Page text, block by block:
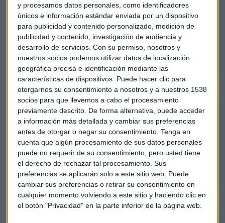
y procesamos datos personales, como identificadores
únicos e información estándar enviada por un dispositivo
para publicidad y contenido personalizado, medición de
publicidad y contenido, investigación de audiencia y
desarrollo de servicios. Con su permiso, nosotros y
nuestros socios podemos utilizar datos de localización
geográfica precisa e identificación mediante las
características de dispositivos. Puede hacer clic para
otorgarnos su consentimiento a nosotros y a nuestros 1538
socios para que llevemos a cabo el procesamiento
previamente descrito. De forma alternativa, puede acceder
a información más detallada y cambiar sus preferencias
antes de otorgar o negar su consentimiento. Tenga en
cuenta que algún procesamiento de sus datos personales
puede no requerir de su consentimiento, pero usted tiene
el derecho de rechazar tal procesamiento. Sus
preferencias se aplicarán solo a este sitio web. Puede
cambiar sus preferencias o retirar su consentimiento en
cualquier momento volviendo a este sitio y haciendo clic en
el botón "Privacidad" en la parte inferior de la página web.
Nos acompañarán Merlin Properties, Neinor Homes, Lar
España, Quabit Inmobiliaria, Renta Corporación, Millenium
Servicios Inmobiliarios e Inmobiliaria del Sur.
Reserve su plaza y asista gratuitamente a este especial
llamando al 912 83 33 33 o en el mail
eventos@capitalradio.es
Especial Inversión Inmobiliaria en Capital Radio. El 20 de
noviembre de 10 a 12 horas desde Roca Gallery (José
Abascal 57 Madrid).
Con el patrocinio deGPM(Gestión de Patrimonios
Mobiliarios).
También te puede interesar: